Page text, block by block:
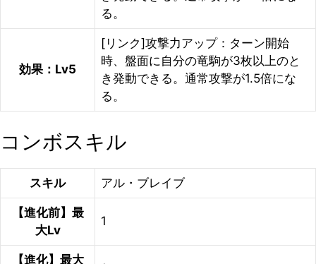
る。
効果：Lv5
[リンク]攻撃力アップ：ターン開始
時、盤面に自分の竜駒が3枚以上のと
き発動できる。通常攻撃が1.5倍にな
る。
コンボスキル
スキル アル・ブレイブ
【進化前】最
大Lv
1
【進化】最大